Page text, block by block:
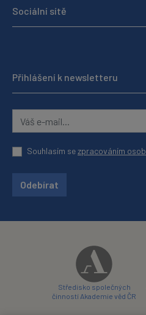
Sociální sítě
Přihlášení k newsletteru
Souhlasím sezpracováním
Odebírat
Středisko společných
činností Akademie věd ČR